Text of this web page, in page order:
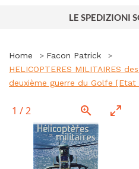
LE SPEDIZIONI
Home
Facon Patrick
HELICOPTERES MILITAIRES
deuxième guerre du Golfe [Etat
1 /2